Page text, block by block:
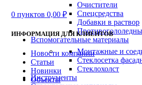
0 пунктов 0,00 ₽
Очистители
Спецсредства
Добавки в раствор
Вспомогательные материалы
Монтажные и
Стеклосетка
Стеклохолст
Инструменты
ИНФОРМАЦИЯ ДЛЯ КЛИЕНТОВ
Новости компании
Статьи
Новинки
Объекты